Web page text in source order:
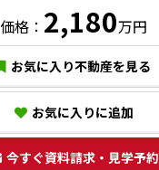
価格： 2,180万円
お気に入り不動産を見る
お気に入りに追加
今すぐ資料請求・見学予約